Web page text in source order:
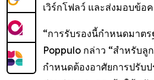
เวิร์กโฟลว์ และส่งมอบข้อ
“การรับรองนี้กำหนดมาต
Poppulo กล่าว “สำหรับ
กำหนดต้องอาศัยการปรับป